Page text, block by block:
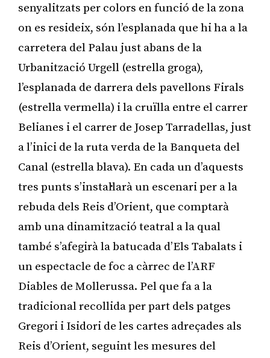
senyalitzats per colors en funció de la zona
on es resideix, són l’esplanada que hi ha a la
carretera del Palau just abans de la
Urbanització Urgell (estrella groga),
l’esplanada de darrera dels pavellons Firals
(estrella vermella) i la cruïlla entre el carrer
Belianes i el carrer de Josep Tarradellas, just
a l’inici de la ruta verda de la Banqueta del
Canal (estrella blava). En cada un d’aquests
tres punts s’instal·larà un escenari per a la
rebuda dels Reis d’Orient, que comptarà
amb una dinamització teatral a la qual
també s’afegirà la batucada d’Els Tabalats i
un espectacle de foc a càrrec de l’ARF
Diables de Mollerussa. Pel que fa a la
tradicional recollida per part dels patges
Gregori i Isidori de les cartes adreçades als
Reis d’Orient, seguint les mesures del